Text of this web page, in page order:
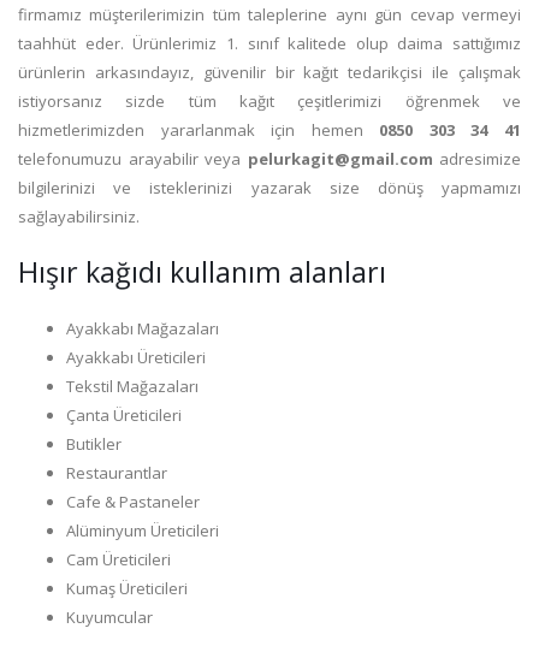
firmamız müşterilerimizin tüm taleplerine aynı gün cevap vermeyi
taahhüt eder. Ürünlerimiz 1. sınıf kalitede olup daima sattığımız
ürünlerin arkasındayız, güvenilir bir kağıt tedarikçisi ile çalışmak
istiyorsanız sizde tüm kağıt çeşitlerimizi öğrenmek ve
hizmetlerimizden yararlanmak için hemen 0850 303 34 41
telefonumuzu arayabilir veya pelurkagit@gmail.com adresimize
bilgilerinizi ve isteklerinizi yazarak size dönüş yapmamızı
sağlayabilirsiniz.
Hışır kağıdı kullanım alanları
Ayakkabı Mağazaları
Ayakkabı Üreticileri
Tekstil Mağazaları
Çanta Üreticileri
Butikler
Restaurantlar
Cafe & Pastaneler
Alüminyum Üreticileri
Cam Üreticileri
Kumaş Üreticileri
Kuyumcular